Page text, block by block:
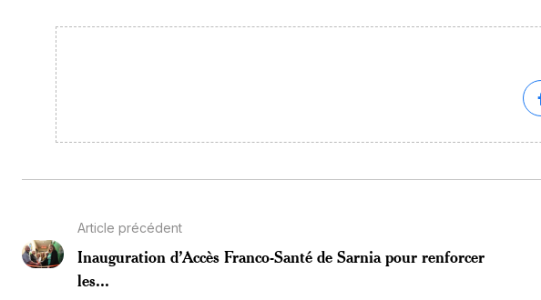
Article précédent
Inauguration d’Accès Franco-Santé de Sarnia pour renforcer
les...